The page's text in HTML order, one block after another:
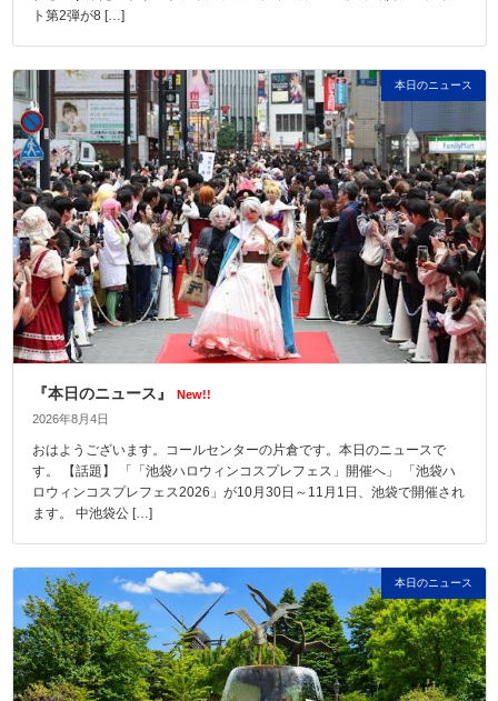
ト第2弾が8 […]
本日のニュース
『本日のニュース』
New!!
2026年8月4日
おはようございます。コールセンターの片倉です。本日のニュースで
す。 【話題】 「「池袋ハロウィンコスプレフェス」開催へ」 「池袋ハ
ロウィンコスプレフェス2026」が10月30日～11月1日、池袋で開催され
ます。 中池袋公 […]
本日のニュース